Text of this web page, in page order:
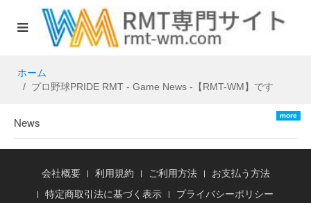
ホーム
プロ野球PRIDE RMT - Game News -【RMT-WM】です
more
News
会社概要 利用規約 ご利用方法
お支払う方法
特定商取引法に基づく表示
プライバシーポリシー